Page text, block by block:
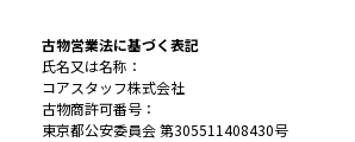
古物営業法に基づく表記
氏名又は名称：
コアスタッフ株式会社
古物商許可番号：
東京都公安委員会 第305511408430号